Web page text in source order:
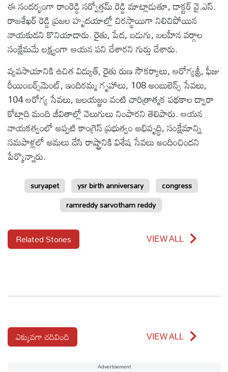
ఈ సందర్భంగా రాంరెడ్డి సర్వోత్తమ్ రెడ్డి మాట్లాడుతూ, డాక్టర్ వై.ఎస్.
రాజశేఖర్ రెడ్డి ప్రజల హృదయాల్లో చిరస్థాయిగా నిలిచిపోయిన
నాయకుడని కొనియాడారు. రైతు, పేద, బడుగు, బలహీన వర్గాల
సంక్షేమమే లక్ష్యంగా ఆయన పని చేశారని గుర్తు చేశారు.
వ్యవసాయానికి ఉచిత విద్యుత్, రైతు రుణ సౌకర్యాలు, ఆరోగ్యశ్రీ, ఫీజు
రీయింబర్స్‌మెంట్, ఇందిరమ్మ గృహాలు, 108 అంబులెన్స్ సేవలు,
104 ఆరోగ్య సేవలు, జలయజ్ఞం వంటి చారిత్రాత్మక పథకాల ద్వారా
కోట్లాది మంది జీవితాల్లో వెలుగులు నింపారని తెలిపారు. ఆయన
నాయకత్వంలో అప్పటి కాంగ్రెస్ ప్రభుత్వం అభివృద్ధి, సంక్షేమాన్ని
సమపాళ్లలో అమలు చేసి రాష్ట్రానికి విశేష సేవలు అందించిందని
పేర్కొన్నారు.
suryapet ysr birth anniversary
congress
ramreddy sarvotham reddy
Related Stories VIEW ALL
ఎక్కువగా చదివింది VIEW ALL
Advertisement